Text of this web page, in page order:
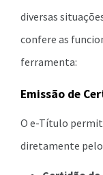
diversas
confere as
ferramenta:
Emissão de
O e-Título
diretamente